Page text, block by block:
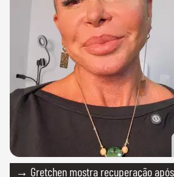
→ Gretchen mostra recuperação após